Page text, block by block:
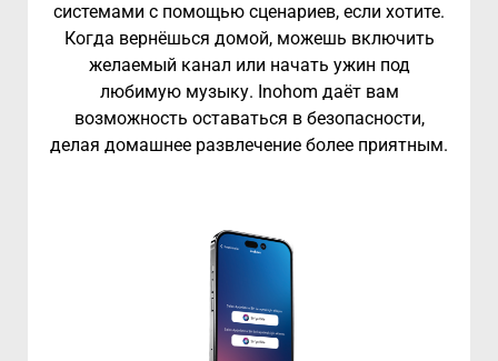
системами с помощью сценариев, если хотите.
Когда вернёшься домой, можешь включить
желаемый канал или начать ужин под
любимую музыку. Inohom даёт вам
возможность оставаться в безопасности,
делая домашнее развлечение более приятным.